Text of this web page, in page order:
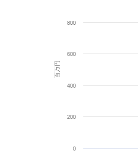
百万円
0
200
400
600
800